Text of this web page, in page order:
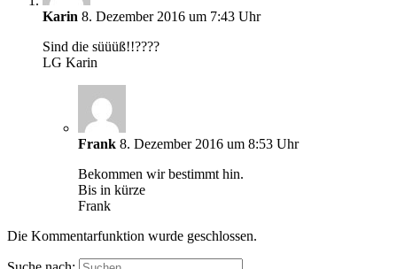
Karin 8. Dezember 2016 um 7:43 Uhr
Sind die süüüß!!????
LG Karin
Frank 8. Dezember 2016 um 8:53 Uhr
Bekommen wir bestimmt hin.
Bis in kürze
Frank
Die Kommentarfunktion wurde geschlossen.